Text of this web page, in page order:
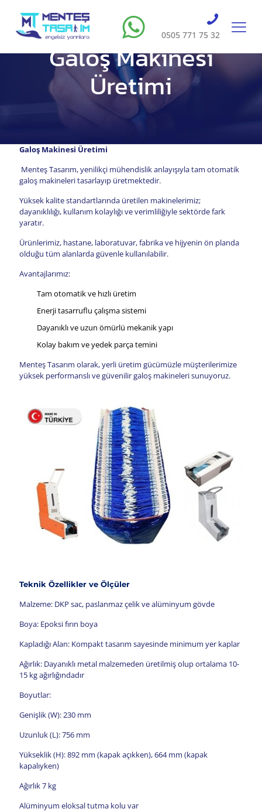
0505 771 75 32
Galoş Makinesi
Üretimi
Galoş Makinesi Üretimi
Menteş Tasarım, yenilikçi mühendislik anlayışıyla tam otomatik
galoş makineleri tasarlayıp üretmektedir.
Yüksek kalite standartlarında üretilen makinelerimiz;
dayanıklılığı, kullanım kolaylığı ve verimliliğiyle sektörde fark
yaratır.
Ürünlerimiz, hastane, laboratuvar, fabrika ve hijyenin ön planda
olduğu tüm alanlarda güvenle kullanılabilir.
Avantajlarımız:
Tam otomatik ve hızlı üretim
Enerji tasarruflu çalışma sistemi
Dayanıklı ve uzun ömürlü mekanik yapı
Kolay bakım ve yedek parça temini
Menteş Tasarım olarak, yerli üretim gücümüzle müşterilerimize
yüksek performanslı ve güvenilir galoş makineleri sunuyoruz.
Teknik Özellikler ve Ölçüler
Malzeme: DKP sac, paslanmaz çelik ve alüminyum gövde
Boya: Epoksi fırın boya
Kapladığı Alan: Kompakt tasarım sayesinde minimum yer kaplar
Ağırlık: Dayanıklı metal malzemeden üretilmiş olup ortalama 10-
15 kg ağırlığındadır
Boyutlar:
Genişlik (W): 230 mm
Uzunluk (L): 756 mm
Yükseklik (H): 892 mm (kapak açıkken), 664 mm (kapak
kapalıyken)
Ağırlık 7 kg
Alüminyum eloksal tutma kolu var